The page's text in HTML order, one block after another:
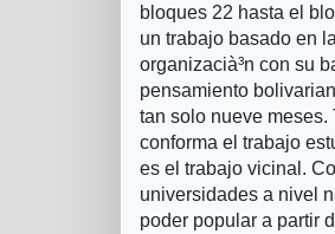
bloques 22 hasta el
un trabajo basado en
organizacià³n con su
pensamiento
tan solo nueve
conforma el trabajo
es el trabajo vicinal.
universidades a nivel
poder popular a partir